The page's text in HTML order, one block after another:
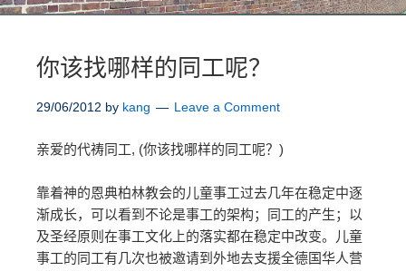
你该找哪样的同工呢？
29/06/2012 by kang Leave a Comment
亲爱的代祷同工, (你该找哪样的同工呢？)
靠着神的恩典柏林教会的儿童事工过去几年在稳定中逐
渐成长，可以看到不论是事工的架构；同工的产生；以
及圣经原则在事工文化上的落实都在稳定中改变。儿童
事工的同工有几次也被邀请到外地去支援全德国华人营